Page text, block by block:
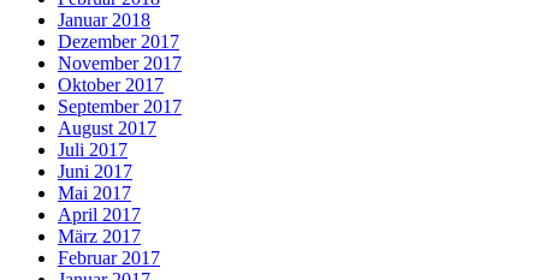
Januar 2018
Dezember 2017
November 2017
Oktober 2017
September 2017
August 2017
Juli 2017
Juni 2017
Mai 2017
April 2017
März 2017
Februar 2017